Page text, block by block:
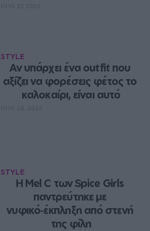
STYLE
Αν υπάρχει ένα outfit που
αξίζει να φορέσεις φέτος το
καλοκαίρι, είναι αυτό
STYLE
Η Mel C των Spice Girls
παντρεύτηκε με
νυφικό‑έκπληξη από στενή
της φίλη